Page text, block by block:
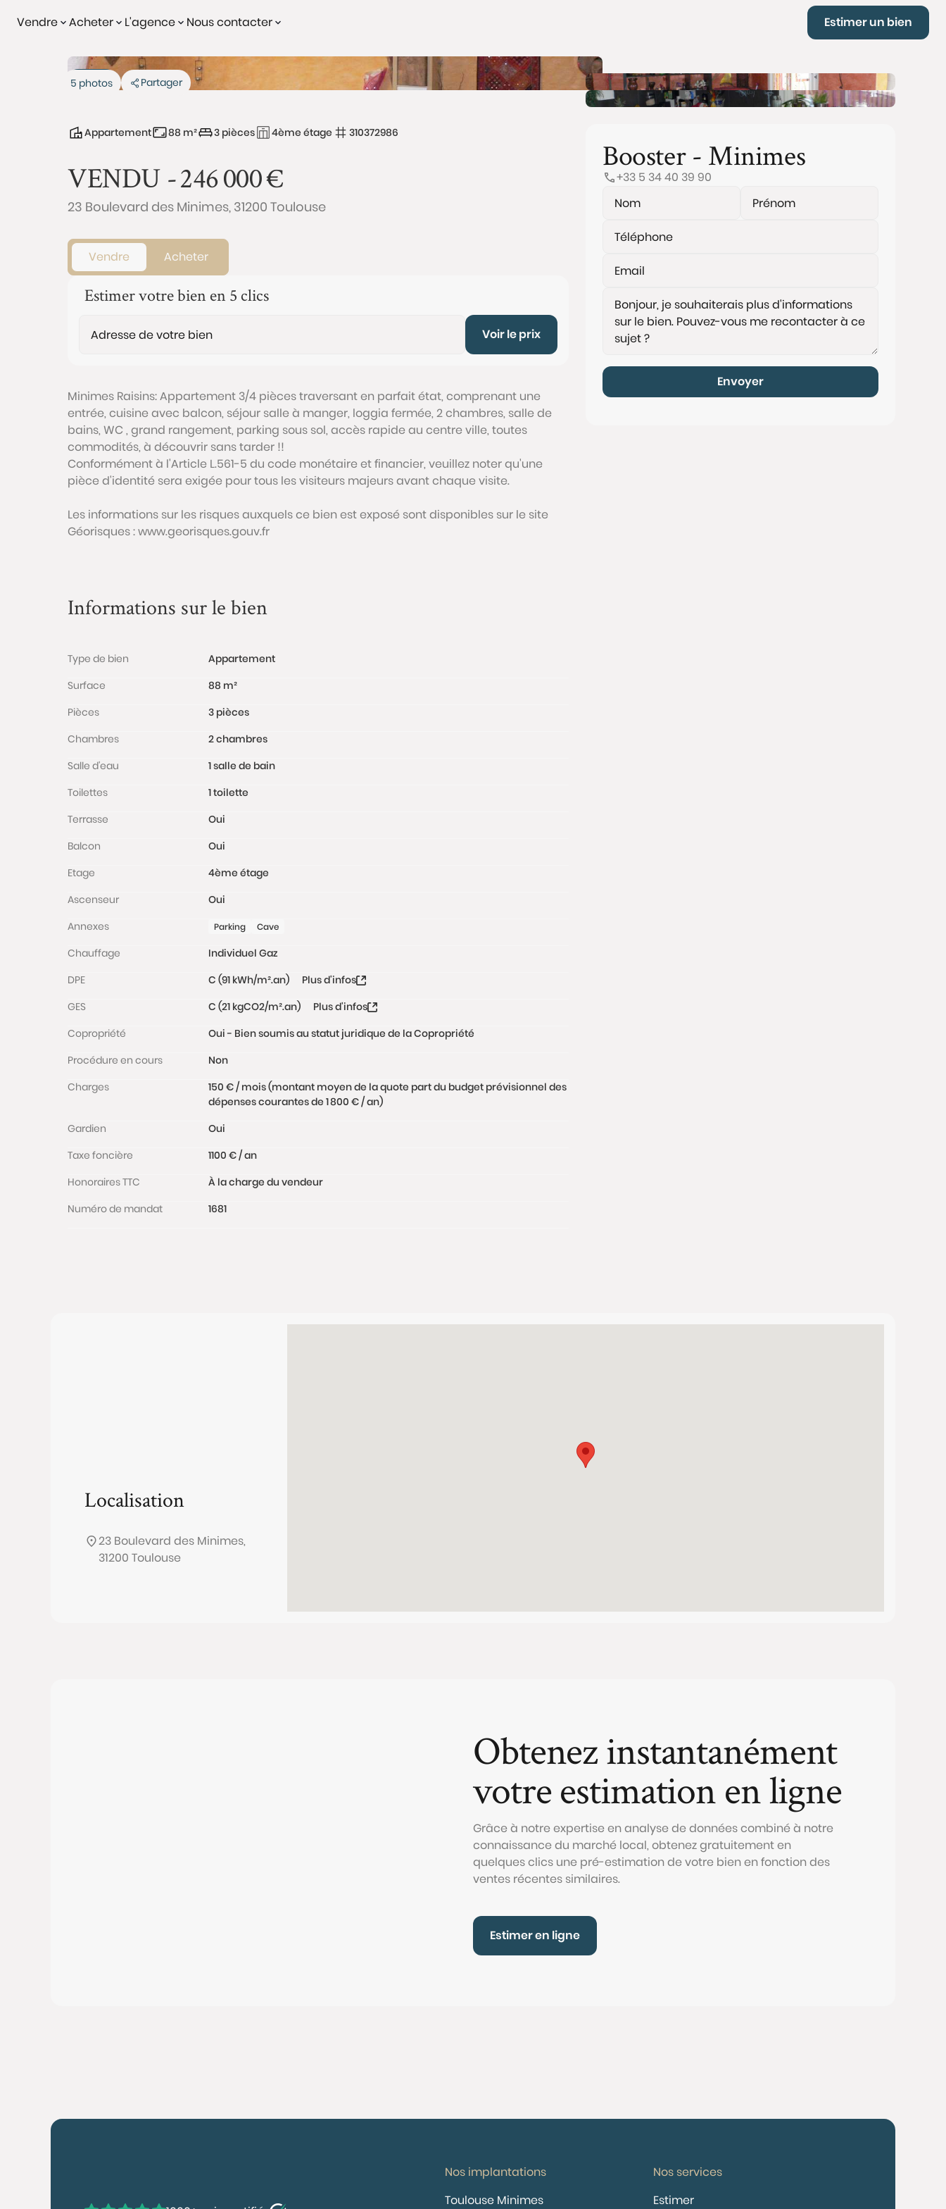
Vendre Acheter L'agence Nous contacter Estimer un bien
Vendu
5 photos Partager
Appartement 88 m² 3 pièces 4ème étage 310372986
VENDU -246 000€
23 Boulevard des Minimes, 31200 Toulouse
Vendre Acheter
Estimer votre bien en 5 clics
Voir le prix
Minimes Raisins: Appartement 3/4 pièces traversant en parfait état, comprenant une
entrée, cuisine avec balcon, séjour salle à manger, loggia fermée, 2 chambres, salle de
bains, WC , grand rangement, parking sous sol, accès rapide au centre ville, toutes
commodités, à découvrir sans tarder !!
Conformément à l'Article L.561-5 du code monétaire et financier, veuillez noter qu'une
pièce d'identité sera exigée pour tous les visiteurs majeurs avant chaque visite.
Les informations sur les risques auxquels ce bien est exposé sont disponibles sur le site
Géorisques : www.georisques.gouv.fr
Informations sur le bien
Type de bien
Appartement
Surface
88 m²
Pièces
3 pièces
Chambres
2 chambres
Salle d'eau
1 salle de bain
Toilettes
1 toilette
Terrasse
Oui
Balcon
Oui
Etage
4ème étage
Ascenseur
Oui
Annexes
Parking Cave
Chauffage
Individuel Gaz
DPE
C (91 kWh/m².an)
Plus d'infos
GES
C (21 kgCO2/m².an)
Plus d'infos
Copropriété
Oui - Bien soumis au statut juridique de la Copropriété
Procédure en cours
Non
Charges
150 € / mois (montant moyen de la quote part du budget prévisionnel des
dépenses courantes de 1 800 € / an)
Gardien
Oui
Taxe foncière
1100 € / an
Honoraires TTC
À la charge du vendeur
Numéro de mandat
1681
Booster - Minimes
+33 5 34 40 39 90
Envoyer
Localisation
23 Boulevard des Minimes,
31200 Toulouse
Obtenez instantanément
votre estimation en ligne
Grâce à notre expertise en analyse de données combiné à notre
connaissance du marché local, obtenez gratuitement en
quelques clics une pré-estimation de votre bien en fonction des
ventes récentes similaires.
Estimer en ligne
Nos implantations
Toulouse Minimes
Nos services
Estimer